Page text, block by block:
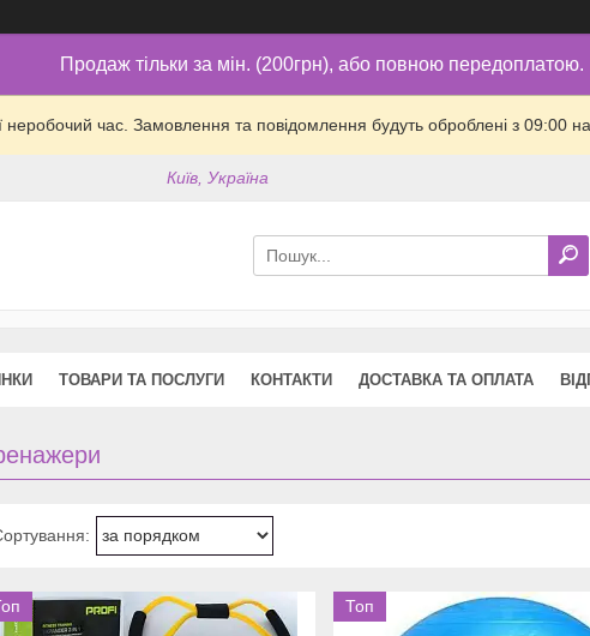
Продаж тільки за мін. (200грн), або повною передоплатою.
неробочий час. Замовлення та повідомлення будуть оброблені з 09:00
Київ, Україна
ТОВАРИ ТА ПОСЛУГИ КОНТАКТИ ДОСТАВКА ТА ОПЛАТА
Топ